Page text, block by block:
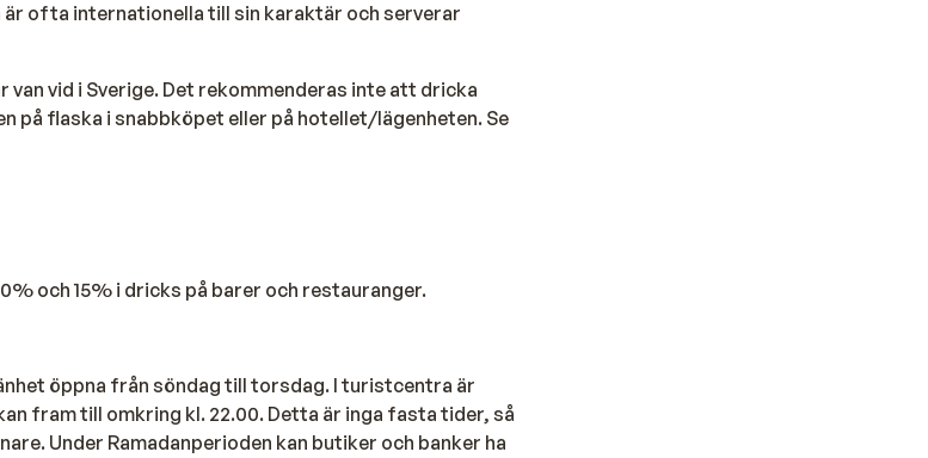
ofta internationella till sin karaktär och serverar
van vid i Sverige. Det rekommenderas inte att dricka
på flaska i snabbköpet eller på hotellet/lägenheten. Se
och 15% i dricks på barer och restauranger.
öppna från söndag till torsdag. I turistcentra är
fram till omkring kl. 22.00. Detta är inga fasta tider, så
Under Ramadanperioden kan butiker och banker ha